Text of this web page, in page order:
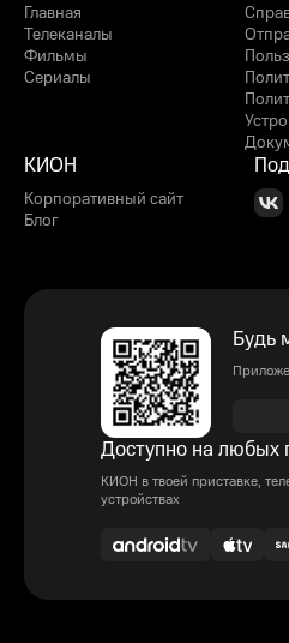
Главная
Телеканалы
Фильмы
Сериалы
КИОН
Корпоративный сайт
Блог
Будь
Доступно на любых
КИОН в твоей приставке,
устройствах